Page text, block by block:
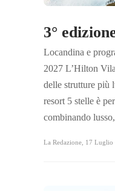
3°
Locandina e
2027 L’Hilton
delle strutture più
resort 5 stelle è
combinando
La Redazione 17 Luglio